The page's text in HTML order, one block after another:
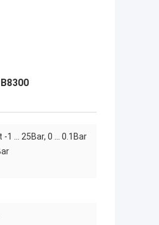
-1 ... 25Bar, 0 ... 0.1Bar